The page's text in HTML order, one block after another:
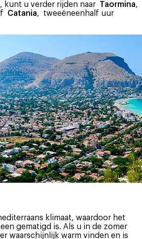
kunt u verder rijden naar Taormina,
Catania, tweeëneenhalf uur
klimaat, waardoor het
gematigd is. Als u in de zomer
waarschijnlijk warm vinden en is